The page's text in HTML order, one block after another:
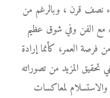
نصف قرن ، وبالرغم من
مع الفن وفي شوق عظيم
فرصة العمر، كأنما إرادة
تحقيق المزيد من تصوراته
لمعاكسات